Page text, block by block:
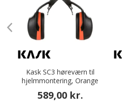
Kask SC3 høreværn til
hjelmmontering, Orange
589,00 kr.